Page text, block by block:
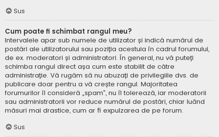
Sus
Cum poate fi schimbat rangul meu?
Intervalele apar sub numele de utilizator și indică numărul de
postări ale utilizatorului sau poziția acestuia în cadrul forumului,
de ex. moderatori și administratori. În general, nu vă puteți
schimba rangul direct așa cum este stabilit de către
administrație. Vă rugăm să nu abuzați de privilegiile dvs. de
publicare doar pentru a vă crește rangul. Majoritatea
forumurilor îl consideră „spam”, nu îl tolerează, iar moderatorii
sau administratorii vor reduce numărul de postări, chiar luând
măsuri mai drastice, cum ar fi expulzarea de pe forum.
Sus